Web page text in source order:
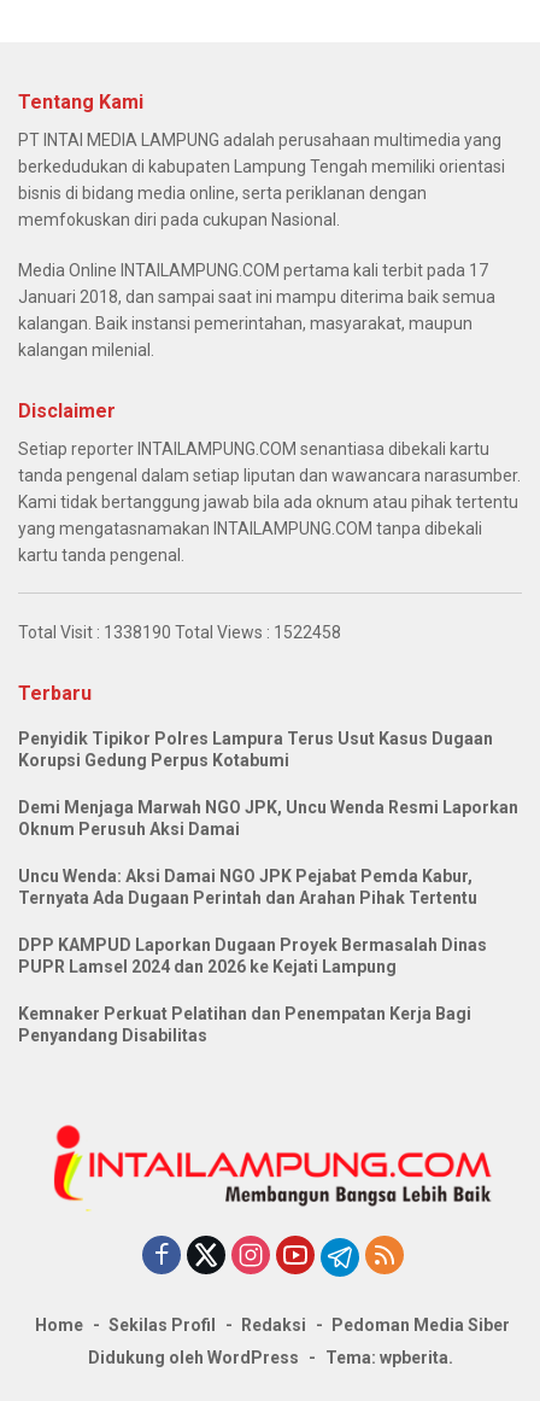
Tentang Kami
PT INTAI MEDIA LAMPUNG adalah perusahaan multimedia yang
berkedudukan di kabupaten Lampung Tengah memiliki orientasi
bisnis di bidang media online, serta periklanan dengan
memfokuskan diri pada cukupan Nasional.
Media Online INTAILAMPUNG.COM pertama kali terbit pada 17
Januari 2018, dan sampai saat ini mampu diterima baik semua
kalangan. Baik instansi pemerintahan, masyarakat, maupun
kalangan milenial.
Disclaimer
Setiap reporter INTAILAMPUNG.COM senantiasa dibekali kartu
tanda pengenal dalam setiap liputan dan wawancara narasumber.
Kami tidak bertanggung jawab bila ada oknum atau pihak tertentu
yang mengatasnamakan INTAILAMPUNG.COM tanpa dibekali
kartu tanda pengenal.
Total Visit : 1338190 Total Views : 1522458
Terbaru
Penyidik Tipikor Polres Lampura Terus Usut Kasus Dugaan
Korupsi Gedung Perpus Kotabumi
Demi Menjaga Marwah NGO JPK, Uncu Wenda Resmi Laporkan
Oknum Perusuh Aksi Damai
Uncu Wenda: Aksi Damai NGO JPK Pejabat Pemda Kabur,
Ternyata Ada Dugaan Perintah dan Arahan Pihak Tertentu
DPP KAMPUD Laporkan Dugaan Proyek Bermasalah Dinas
PUPR Lamsel 2024 dan 2026 ke Kejati Lampung
Kemnaker Perkuat Pelatihan dan Penempatan Kerja Bagi
Penyandang Disabilitas
Home Sekilas Profil Redaksi
Pedoman Media Siber
Didukung oleh WordPress
- Tema: wpberita.